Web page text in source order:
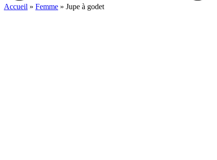
Accueil » Femme » Jupe à godet